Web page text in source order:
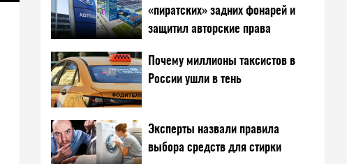
«пиратских» задних фонарей и
защитил авторские права
Почему миллионы таксистов в
России ушли в тень
Эксперты назвали правила
выбора средств для стирки